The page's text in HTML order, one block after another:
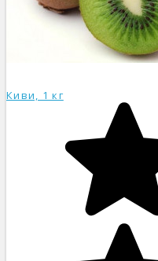
Киви, 1 кг